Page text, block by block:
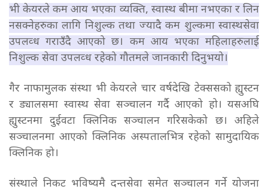
भी केयरले कम आय भएका व्यक्ति, स्वास्थ बीमा नभएका र लिन
नसक्नेहरुका लागि निशुल्क तथा ज्यादै कम शुल्कमा स्वास्थसेवा
उपलव्ध गराउँदै आएको छ। कम आय भएका महिलाहरुलाई
निशुल्क सेवा उपलव्ध रहेको गौतमले जानकारी दिनुभयो।
गैर नाफामुलक संस्था भी केयरले चार वर्षदेखि टेक्ससको ह्युस्टन
र ड्यालसमा स्वास्थ सेवा सञ्चालन गर्दै आएको हो। यसअघि
ह्युस्टनमा दुईवटा क्लिनिक सञ्चालन गरिसकेको छ। अहिले
सञ्चालनमा आएको क्लिनिक अस्पतालभित्र रहेको सामुदायिक
क्लिनिक हो।
संस्थाले निकट भविष्यमै दन्तसेवा समेत सञ्चालन गर्ने योजना